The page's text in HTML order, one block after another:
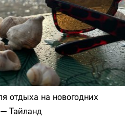
отдыха на новогодних
Тайланд